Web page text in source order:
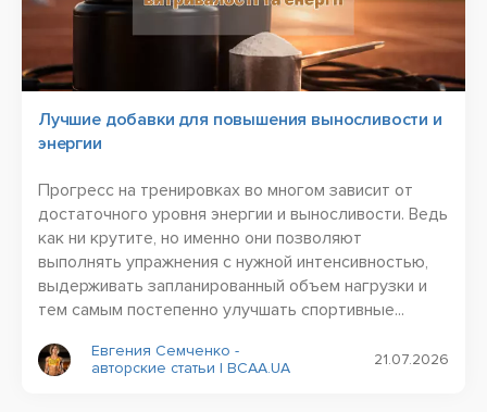
Лучшие добавки для повышения выносливости и
энергии
Прогресс на тренировках во многом зависит от
достаточного уровня энергии и выносливости. Ведь
как ни крутите, но именно они позволяют
выполнять упражнения с нужной интенсивностью,
выдерживать запланированный объем нагрузки и
тем самым постепенно улучшать спортивные...
Евгения Семченко -
авторские статьи | BCAA.UA
21.07.2026